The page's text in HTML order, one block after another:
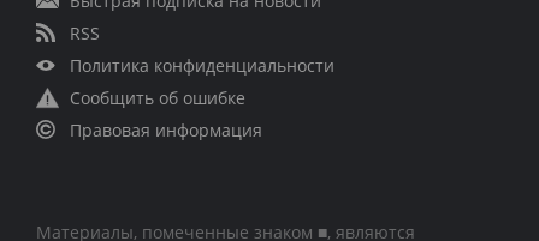
RSS
Политика конфиденциальности
Сообщить об ошибке
Правовая информация
Материалы, помеченные знаком ■, являются